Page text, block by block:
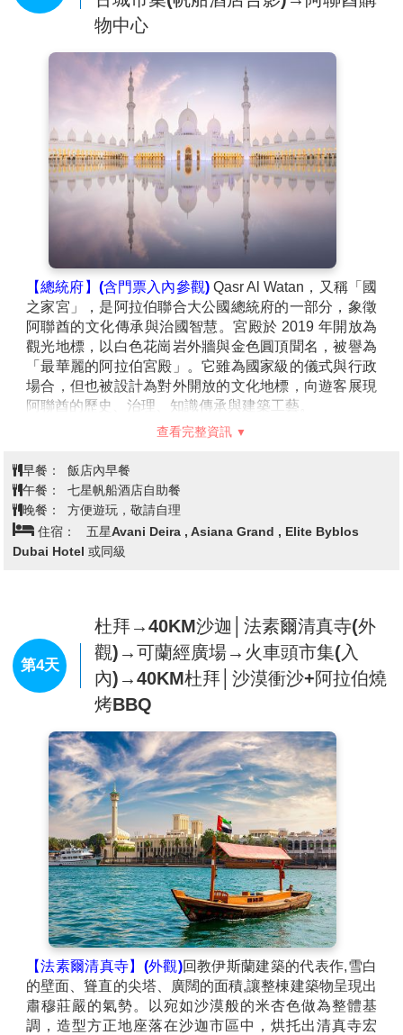
【阿布達比羅浮宮】(入內參觀)是一座位於阿拉伯聯合
大公國阿布達比薩迪亞特島的博物館，是羅浮宮首座海
計。銀色穹頂佈滿具有阿拉伯特色的鏤空幾何圖形結
構，努維爾將流瀉而下的光影形容為「光雨」。歷時逾
10年、耗資10餘億美元興建。博物館陳列著來自世界各
地的藝術品，尤其著眼於彌合東西方藝術之間的差距。
還獲得巴黎羅浮宮出借梵谷的畫作，以及義大利文藝復
興大師達文西的畫作等約300件珍品。
【YAS Mall】(入內參觀)來到阿布達比一定要去亞斯購
物中心逛逛。亞斯購物中心裡面什麼都有，作為購物、
餐飲和娛樂的一流目的地，地處亞斯島中心的亞斯購物
中心(YAS Mall)是阿布達比的首選之地。這座寬敞的購
物中心沐浴在自然光之中，占地三層，進駐眾多本地和
國際的一流零售和餐飲品牌，共有370家店鋪和60餘家
室内和户外餐廳及咖啡館。(本行程不含法拉利遊樂園門
票)
物中心
【總統府】(含門票入內參觀) Qasr Al Watan，又稱「國
之家宮」，是阿拉伯聯合大公國總統府的一部分，象徵
阿聯酋的文化傳承與治國智慧。宮殿於 2019 年開放為
觀光地標，以白色花崗岩外牆與金色圓頂聞名，被譽為
「最華麗的阿拉伯宮殿」。它雖為國家級的儀式與行政
場合，但也被設計為對外開放的文化地標，向遊客展現
阿聯酋的歷史、治理、知識傳承與建築工藝。
【棕櫚島玻璃觀景台(含門票入內參觀)
特別安排登上朱美拉棕櫚島中心的【The View at The
Palm】，站上52樓高空觀景平台，將這座人工奇蹟島
嶼的葉狀輪廓盡收眼底，遠眺波斯灣、帆船酒店與杜拜
天際線。白天壯闊、黃昏浪漫，絕對是此行最值得拍照
的黃金景點！
【朱美拉古城市集Souk Madinat Jumeirah】(入內)被
稱為「杜拜小威尼斯」，風景如畫的水岸複合式購物中
心，外觀摩爾式設計建築靈感源自於古老的阿拉伯市
場、內部集結了超過75家以杜拜特色紀念品、藝品、銅
器、地毯、服飾和紀念品的商店，兼具現代與傳統，展
名、最經典的地標—帆船酒店，入夜後與運河相互輝映
的景色美不勝收。
【阿聯酋購物中心】(自由活動)中東地區最頂級最大規
模的阿聯酋精品購物城 Mall of Emirates，攬盡各國際名
牌精品商店，並擁有戲院、遊樂場，您也可自費進入參
觀全世界最大的室內滑雪場，體驗在沙漠國度中感受零
度下的冰雪世界！
查看完整資訊
早餐：
飯店內早餐
午餐：
七星帆船酒店自助餐
晚餐：
方便遊玩，敬請自理
住宿：
五星Avani Deira , Asiana Grand , Elite Byblos
Dubai Hotel 或同級
第4天
杜拜→40KM沙迦│法素爾清真寺(外
觀)→可蘭經廣場→火車頭市集(入
內)→40KM杜拜│沙漠衝沙+阿拉伯燒
烤BBQ
【法素爾清真寺】(外觀)回教伊斯蘭建築的代表作,雪白
的壁面、聳直的尖塔、廣闊的面積,讓整棟建築物呈現出
肅穆莊嚴的氣勢。以宛如沙漠般的米杏色做為整體基
調，造型方正地座落在沙迦市區中，烘托出清真寺宏